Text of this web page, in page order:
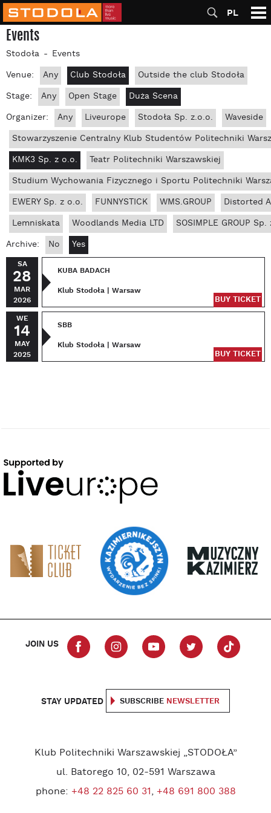
PL
Events
Stodoła
Events
Venue:
Any Club Stodoła
Outside the club Stodoła
Stage:
Any Open Stage
Duża Scena
Organizer:
Any Liveurope Stodoła Sp. z.o.o.
Waveside
Stowarzyszenie Centralny Klub Studentów Politechniki
KMK3 Sp. z o.o.
Teatr Politechniki Warszawskiej
Studium Wychowania Fizycznego i Sportu Politechniki
EWERY Sp. z o.o.
FUNNYSTICK WMS.GROUP
Distorted
Lemniskata
Woodlands Media LTD
SOSIMPLE GROUP
Archive:
No Yes
SA
28
MAR
2026
KUBA BADACH
Klub Stodoła | Warsaw
BUY TICKET
WE
14
MAY
2025
SBB
Klub Stodoła | Warsaw
BUY TICKET
JOIN US
STAY UPDATED SUBSCRIBE NEWSLETTER
Klub Politechniki Warszawskiej „STODOŁA”
ul. Batorego 10, 02-591 Warszawa
phone: +48 22 825 60 31, +48 691 800 388